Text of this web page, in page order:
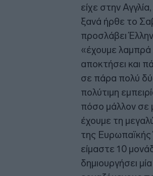
είχε στην
ξανά ήρθε το
προσλάβει
«έχουμε λαμπρά
αποκτήσει και
σε πάρα πολύ
πολύτιμη
πόσο μάλλον σε
έχουμε τη
της Ευρωπαϊκής
είμαστε 10
δημιουργήσει